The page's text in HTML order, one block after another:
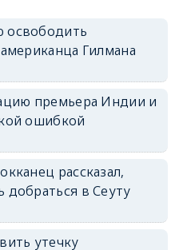
освободить
Гилмана
премьера Индии и
ошибкой
рассказал,
добраться в Сеуту
утечку